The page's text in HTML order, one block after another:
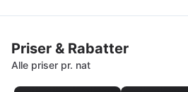
Priser & Rabatter
Alle priser pr. nat